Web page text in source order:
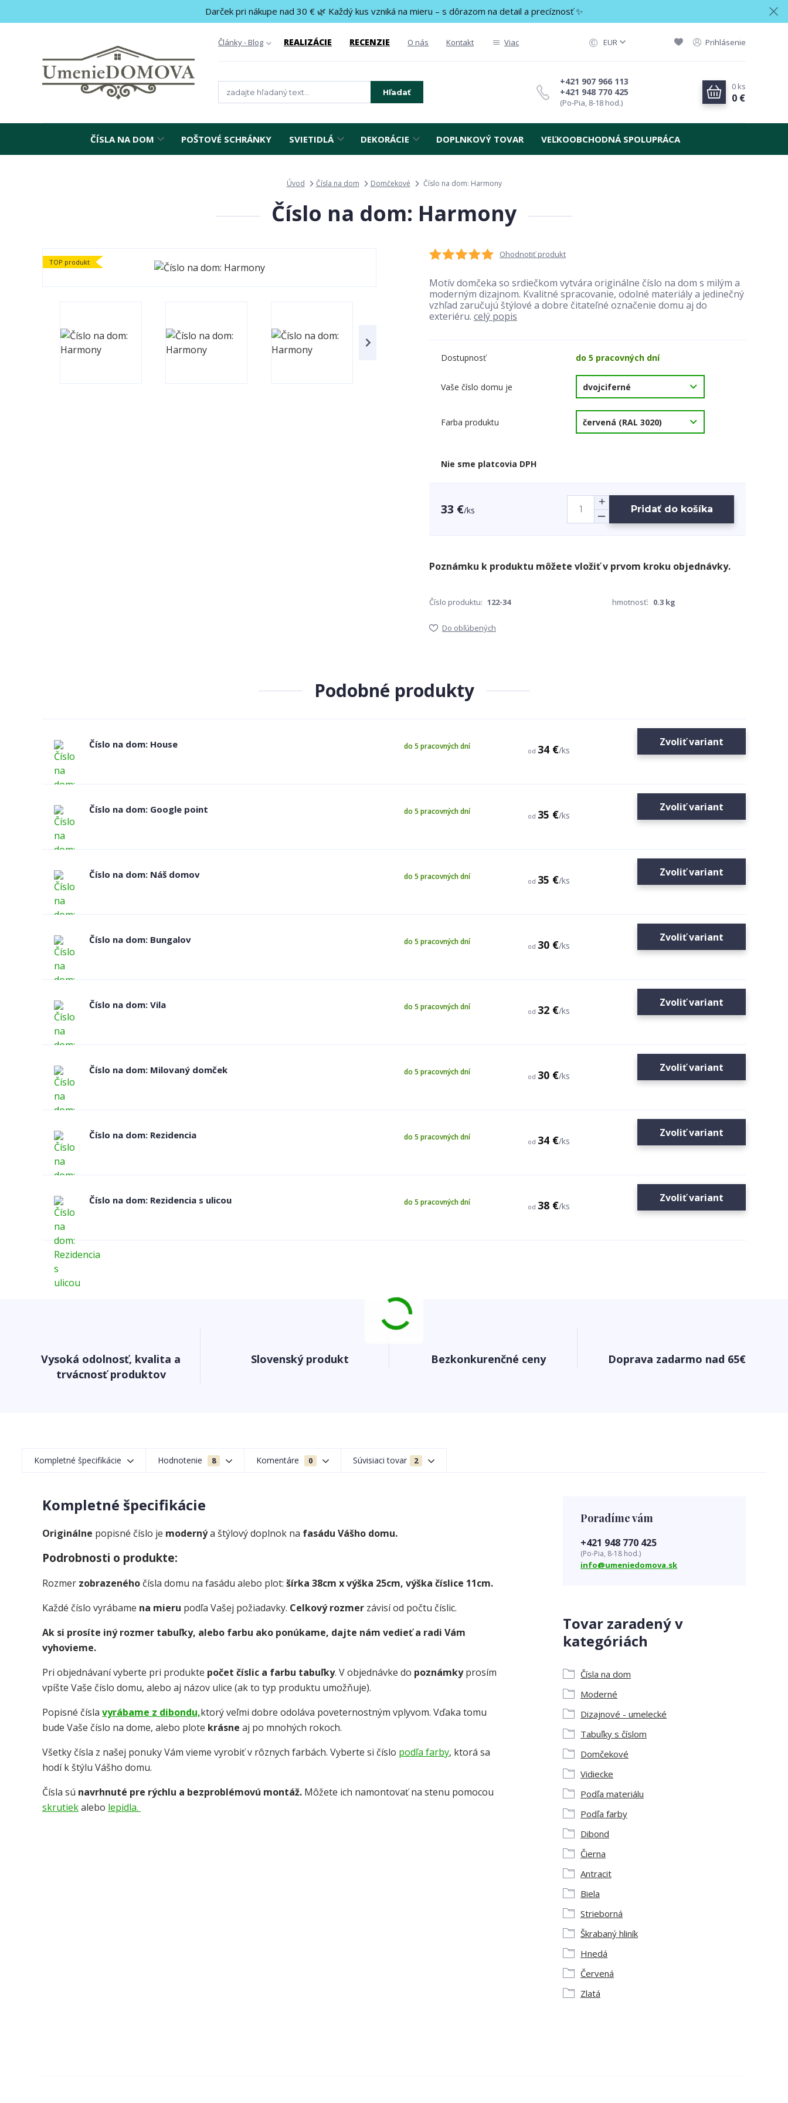
Darček pri nákupe nad 30 € 🌿 Každý kus vzniká na mieru – s dôrazom na detail a precíznosť ✨
Články - Blog REALIZÁCIE RECENZIE O nás Kontakt Viac EUR Prihlásenie
Hľadať +421 948 770 425
+421 907 966 113
(Po-Pia, 8-18 hod.)
0 ks
0 €
ČÍSLA NA DOM POŠTOVÉ SCHRÁNKY SVIETIDLÁ DEKORÁCIE DOPLNKOVÝ TOVAR VEĽKOOBCHODNÁ SPOLUPRÁCA
Úvod Čísla na dom Domčekové Číslo na dom: Harmony
Číslo na dom: Harmony
TOP produkt
Ohodnotiť produkt
Motív domčeka so srdiečkom vytvára originálne číslo na dom s milým a
moderným dizajnom. Kvalitné spracovanie, odolné materiály a jedinečný
vzhľad zaručujú štýlové a dobre čitateľné označenie domu aj do
exteriéru. celý popis
Dostupnosť do 5 pracovných dní
Vaše číslo domu je
Farba produktu
Nie sme platcovia DPH
33 €/ks Pridať do košíka
Číslo produktu: 122-34 hmotnosť: 0.3 kg
Do obľúbených
Podobné produkty
Číslo na dom: House
od 34 €/ks
do 5 pracovných dní Zvoliť variant
Číslo na dom: Google point
od 35 €/ks
do 5 pracovných dní Zvoliť variant
Číslo na dom: Náš domov
od 35 €/ks
do 5 pracovných dní Zvoliť variant
Číslo na dom: Bungalov
od 30 €/ks
do 5 pracovných dní Zvoliť variant
Číslo na dom: Vila
od 32 €/ks
do 5 pracovných dní Zvoliť variant
Číslo na dom: Milovaný domček
od 30 €/ks
do 5 pracovných dní Zvoliť variant
Číslo na dom: Rezidencia
od 34 €/ks
do 5 pracovných dní Zvoliť variant
Číslo na dom: Rezidencia s ulicou
od 38 €/ks
do 5 pracovných dní Zvoliť variant
Vysoká odolnosť, kvalita a
trvácnosť produktov
Slovenský produkt Bezkonkurenčné ceny Doprava zadarmo nad 65€
Kompletné špecifikácie Hodnotenie 8 Komentáre 0 Súvisiaci tovar 2
Kompletné špecifikácie
Originálne popisné číslo je modernýa štýlový doplnok na fasádu Vášho domu.
Podrobnosti o produkte:
Rozmer zobrazeného čísla domu na fasádu alebo plot: šírka 38cm x výška 25cm, výška číslice 11cm.
Každé číslo vyrábame na mieru podľa Vašej požiadavky. Celkový rozmer závisí od počtu číslic.
Ak si prosíte iný rozmer tabuľky, alebo farbu ako ponúkame, dajte nám vedieť a radi Vám
vyhovieme.
Pri objednávaní vyberte pri produkte počet číslic a farbu tabuľky. V objednávke do poznámkyprosím
vpíšte Vaše číslo domu, alebo aj názov ulice (ak to typ produktu umožňuje).
Popisné čísla vyrábame z dibondu,ktorý veľmi dobre odoláva poveternostným vplyvom. Vďaka tomu
bude Vaše číslo na dome, alebo plote krásne aj po mnohých rokoch.
Všetky čísla z našej ponuky Vám vieme vyrobiť v rôznych farbách. Vyberte si číslo podľa farby, ktorá sa
hodí k štýlu Vášho domu.
Čísla sú navrhnuté pre rýchlu a bezproblémovú montáž. Môžete ich namontovať na stenu pomocou
skrutiekalebo lepidla.
Tovar zaradený v
kategóriách
Čísla na dom
Moderné
Dizajnové - umelecké
Tabuľky s číslom
Domčekové
Vidiecke
Podľa materiálu
Podľa farby
Dibond
Čierna
Antracit
Biela
Strieborná
Škrabaný hliník
Hnedá
Červená
Zlatá
Poradíme vám
+421 948 770 425
(Po-Pia, 8-18 hod.)
info@umeniedomova.sk